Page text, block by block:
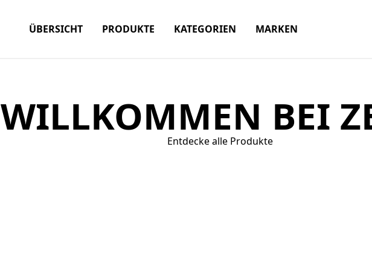
ÜBERSICHT PRODUKTE KATEGORIEN MARKEN
WILLKOMMEN BEI
Entdecke alle Produkte